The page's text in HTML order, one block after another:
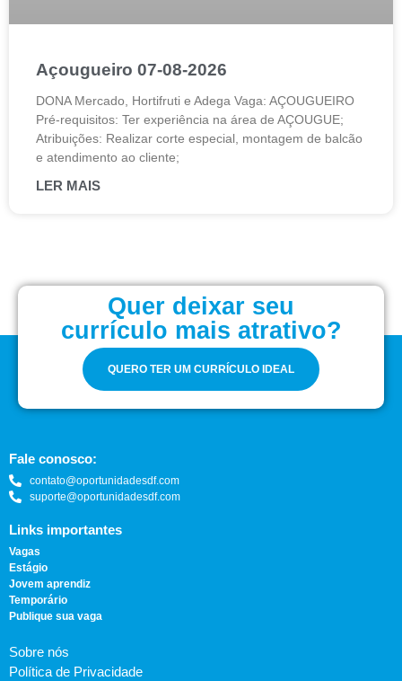
Açougueiro 07-08-2026
DONA Mercado, Hortifruti e Adega Vaga: AÇOUGUEIRO
Pré-requisitos: Ter experiência na área de AÇOUGUE;
Atribuições: Realizar corte especial, montagem de balcão
e atendimento ao cliente;
LER MAIS
Quer deixar seu
currículo mais atrativo?
QUERO TER UM CURRÍCULO IDEAL
Fale conosco:
contato@oportunidadesdf.com
suporte@oportunidadesdf.com
Links importantes
Vagas
Estágio
Jovem aprendiz
Temporário
Publique sua vaga
Sobre nós
Política de Privacidade